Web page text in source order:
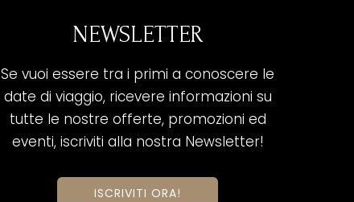
NEWSLETTER
Se vuoi essere tra i primi a conoscere le
date di viaggio, ricevere informazioni su
tutte le nostre offerte, promozioni ed
eventi, iscriviti alla nostra Newsletter!
ISCRIVITI ORA!